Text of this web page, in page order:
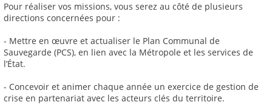
Pour réaliser vos missions, vous serez au côté de plusieurs
directions concernées pour :
- Mettre en œuvre et actualiser le Plan Communal de
Sauvegarde (PCS), en lien avec la Métropole et les services de
l’État.
- Concevoir et animer chaque année un exercice de gestion de
crise en partenariat avec les acteurs clés du territoire.